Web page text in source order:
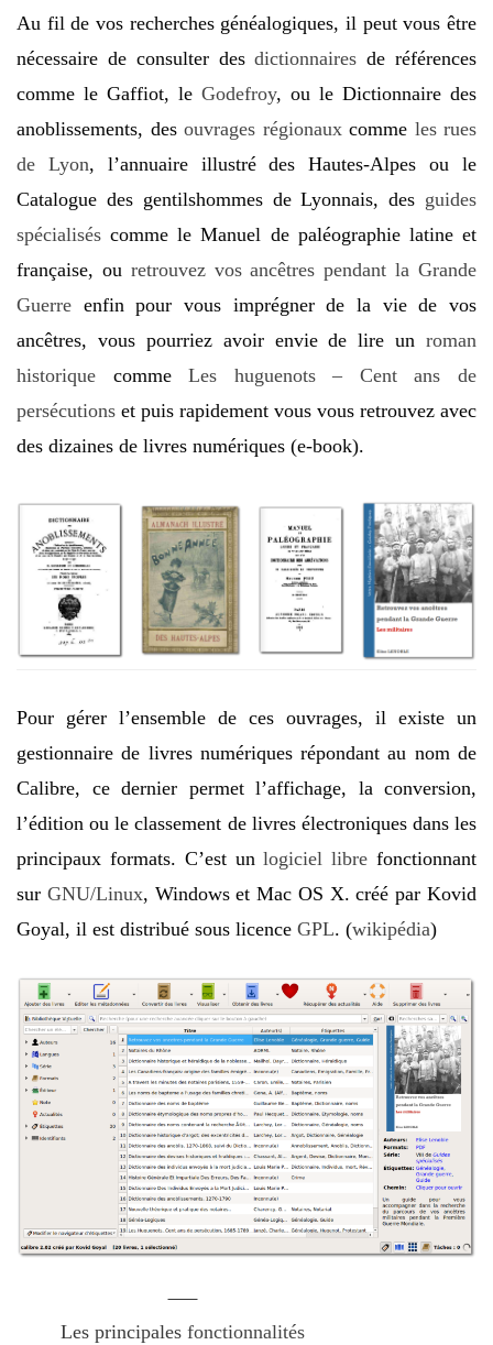
Au fil de vos recherches généalogiques, il peut vous être
nécessaire de consulter desdictionnaires de références
comme le Gaffiot, le Godefroy, ou le Dictionnaire des
anoblissements, des ouvrages régionauxcomme les rues
de Lyon, l’annuaire illustré des Hautes-Alpes ou le
Catalogue des gentilshommes de Lyonnais, des guides
spécialisés comme le Manuel de paléographie latine et
française, ou retrouvez vos ancêtres pendant la Grande
Guerre enfin pour vous imprégner de la vie de vos
ancêtres, vous pourriez avoir envie de lire un roman
historique commeLes huguenots – Cent ans de
persécutions et puis rapidement vous vous retrouvez avec
des dizaines de livres numériques (e-book).
Pour gérer l’ensemble de ces ouvrages, il existe un
gestionnaire de livres numériques répondant au nom de
Calibre, ce dernier permet l’affichage, la conversion,
l’édition ou le classement de livres électroniques dans les
principaux formats. C’est unlogiciel libre fonctionnant
sur GNU/Linux, Windows et Mac OS X. créé par Kovid
Goyal, il est distribué sous licence GPL. (wikipédia)
Les principales fonctionnalités